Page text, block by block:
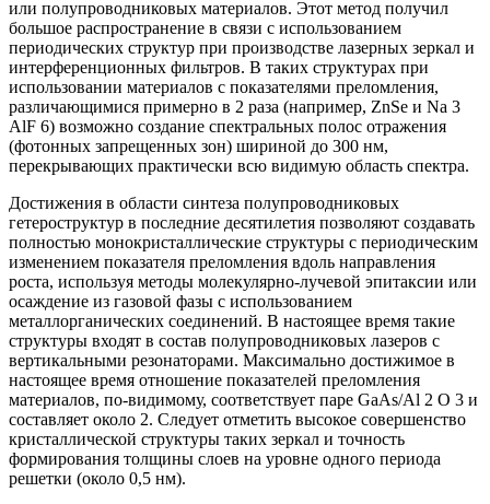
или полупроводниковых материалов. Этот метод получил
большое распространение в связи с использованием
периодических структур при производстве лазерных зеркал и
интерференционных фильтров. В таких структурах при
использовании материалов с показателями преломления,
различающимися примерно в 2 раза (например, ZnSe и Na 3
AlF 6) возможно создание спектральных полос отражения
(фотонных запрещенных зон) шириной до 300 нм,
перекрывающих практически всю видимую область спектра.
Достижения в области синтеза полупроводниковых
гетероструктур в последние десятилетия позволяют создавать
полностью монокристаллические структуры с периодическим
изменением показателя преломления вдоль направления
роста, используя методы молекулярно-лучевой эпитаксии или
осаждение из газовой фазы с использованием
металлорганических соединений. В настоящее время такие
структуры входят в состав полупроводниковых лазеров с
вертикальными резонаторами. Максимально достижимое в
настоящее время отношение показателей преломления
материалов, по-видимому, соответствует паре GaAs/Al 2 O 3 и
составляет около 2. Следует отметить высокое совершенство
кристаллической структуры таких зеркал и точность
формирования толщины слоев на уровне одного периода
решетки (около 0,5 нм).